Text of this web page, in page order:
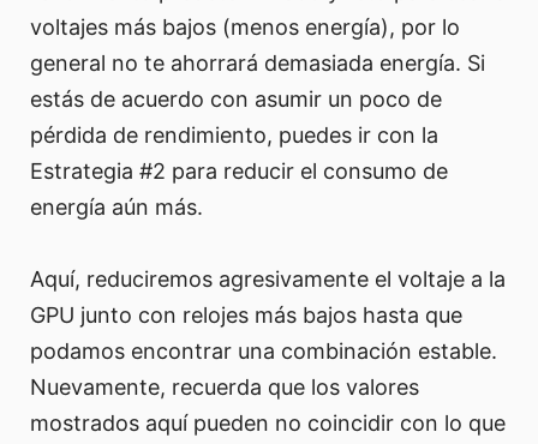
voltajes más bajos (menos energía), por lo
general no te ahorrará demasiada energía. Si
estás de acuerdo con asumir un poco de
pérdida de rendimiento, puedes ir con la
Estrategia #2 para reducir el consumo de
energía aún más.
Aquí, reduciremos agresivamente el voltaje a la
GPU junto con relojes más bajos hasta que
podamos encontrar una combinación estable.
Nuevamente, recuerda que los valores
mostrados aquí pueden no coincidir con lo que